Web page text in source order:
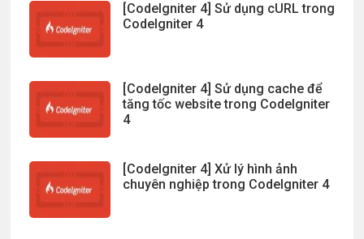
[CodeIgniter 4] Sử dụng cURL trong
CodeIgniter 4
[CodeIgniter 4] Sử dụng cache để
tăng tốc website trong CodeIgniter
4
[CodeIgniter 4] Xử lý hình ảnh
chuyên nghiệp trong CodeIgniter 4